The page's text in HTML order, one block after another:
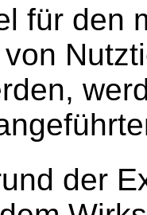
für den
der